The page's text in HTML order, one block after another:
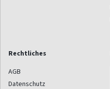
Rechtliches
AGB
Datenschutz